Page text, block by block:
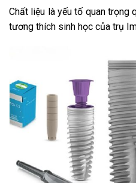
Chất liệu là yếu tố quan trọng
tương thích sinh học của trụ